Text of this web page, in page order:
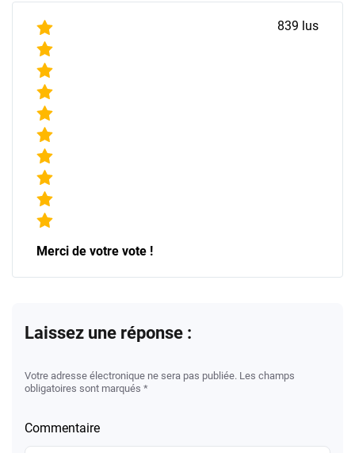
839 lus
Merci de votre vote !
Laissez une réponse :
Votre adresse électronique ne sera pas publiée. Les champs
obligatoires sont marqués *
Commentaire